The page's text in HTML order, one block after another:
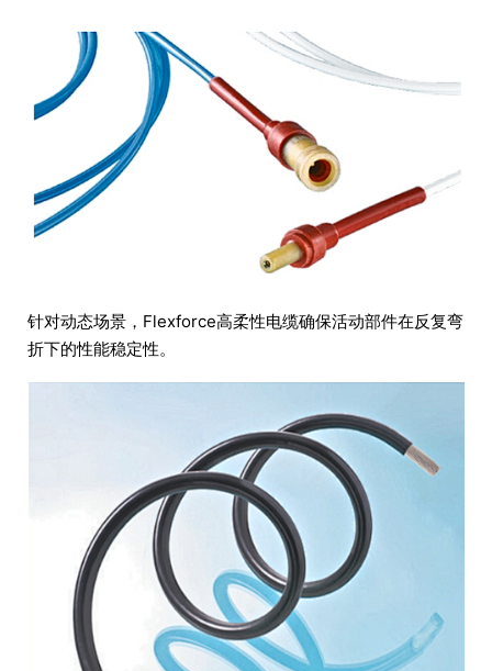
针对动态场景，Flexforce高柔性电缆确保活动部件在反复弯
折下的性能稳定性。